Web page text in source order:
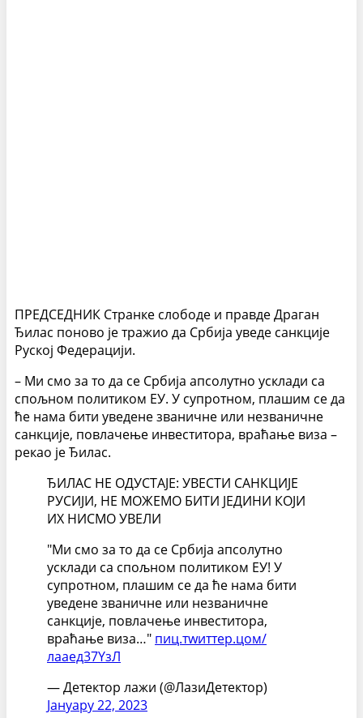
ПРЕДСЕДНИК Странке слободе и правде Драган
Ђилас поново је тражио да Србија уведе санкције
Руској Федерацији.
– Ми смо за то да се Србија апсолутно усклади са
спољном политиком ЕУ. У супротном, плашим се да
ће нама бити уведене званичне или незваничне
санкције, повлачење инвеститора, враћање виза –
рекао је Ђилас.
ЂИЛАС НЕ ОДУСТАЈЕ: УВЕСТИ САНКЦИЈЕ
РУСИЈИ, НЕ МОЖЕМО БИТИ ЈЕДИНИ КОЈИ
ИХ НИСМО УВЕЛИ
"Ми смо за то да се Србија апсолутно
усклади са спољном политиком ЕУ! У
супротном, плашим се да ће нама бити
уведене званичне или незваничне
санкције, повлачење инвеститора,
враћање виза…" пиц.тwиттер.цом/
лааед37YзЛ
— Детектор лажи (@ЛазиДетектор)
Јануарy 22, 2023